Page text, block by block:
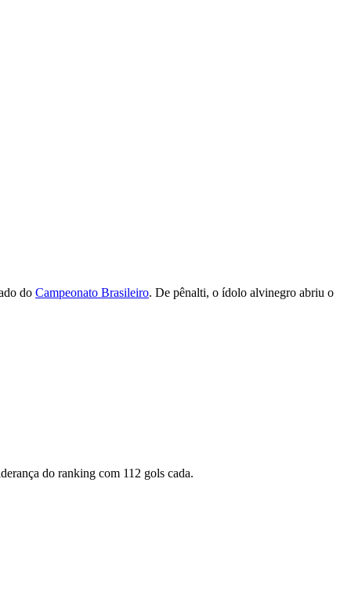
do Campeonato Brasileiro. De pênalti, o ídolo alvinegro abriu o
do ranking com 112 gols cada.